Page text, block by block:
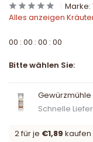
Marke:
Alles anzeigen
00 : 00 : 00 : 00
Bitte wählen Sie:
Gewürzmühle
Schnelle
2 für je €1,89 kaufen